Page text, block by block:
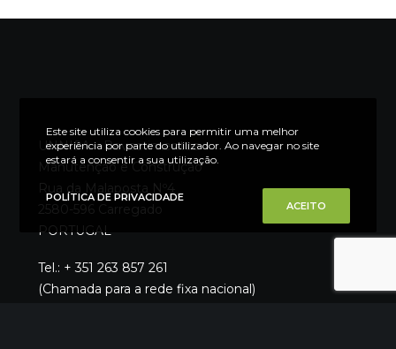
UNNISA – Revestimentos
Manutenção e Construção
Rua da Malaposta Nº4
2580-596 Carregado
PORTUGAL
Tel.: + 351 263 857 261
(Chamada para a rede fixa nacional)
Este site utiliza cookies para permitir uma melhor
experiência por parte do utilizador. Ao navegar no site
estará a consentir a sua utilização.
POLÍTICA DE PRIVACIDADE
ACEITO